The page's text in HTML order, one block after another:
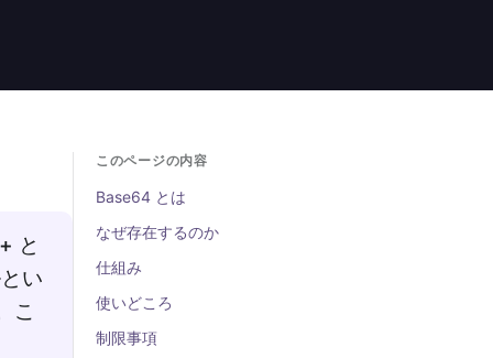
このページの内容
Base64 とは
なぜ存在するのか
仕組み
使いどころ
制限事項
と
い
こ